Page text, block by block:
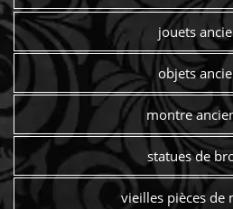
jouets
objets
montre
statues de
vieilles pièces de